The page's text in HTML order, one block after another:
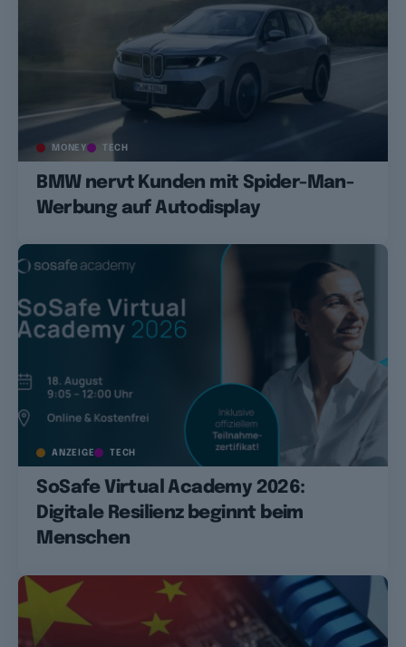
MONEY TECH
BMW nervt Kunden mit Spider-Man-
Werbung auf Autodisplay
ANZEIGE TECH
SoSafe Virtual Academy 2026:
Digitale Resilienz beginnt beim
Menschen